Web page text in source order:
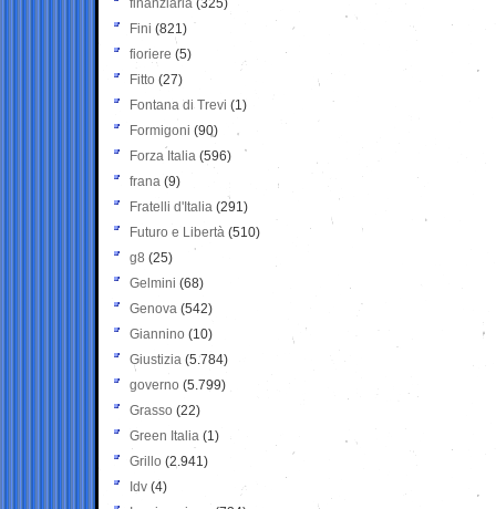
finanziaria (325)
Fini (821)
fioriere (5)
Fitto (27)
Fontana di Trevi (1)
Formigoni (90)
Forza Italia (596)
frana (9)
Fratelli d'Italia (291)
Futuro e Libertà (510)
g8 (25)
Gelmini (68)
Genova (542)
Giannino (10)
Giustizia (5.784)
governo (5.799)
Grasso (22)
Green Italia (1)
Grillo (2.941)
Idv (4)